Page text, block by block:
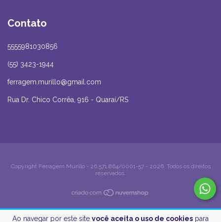
Ao navegar por este site você aceita o uso de cookies para
Contato
5555981030856
(55) 3423-1944
ferragem.murillo@gmail.com
Rua Dr. Chico Corrêa, 916 - Quaraí/RS
Copyright Ferragem Murillo - 26.571.864/0001-57 - 2026. Todos os direitos
reservados.